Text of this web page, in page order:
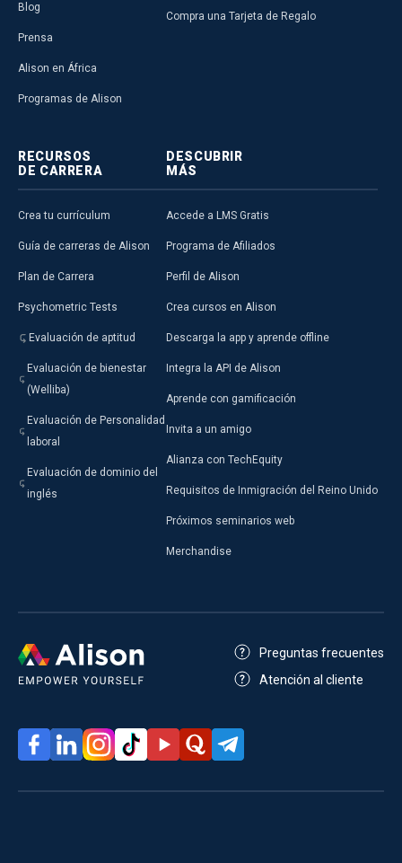
Blog
Prensa
Alison en África
Programas de Alison
Compra una Tarjeta de Regalo
RECURSOS
DE CARRERA
Crea tu currículum
Guía de carreras de Alison
Plan de Carrera
Psychometric Tests
Evaluación de aptitud
Evaluación de bienestar
(Welliba)
Evaluación de Personalidad
laboral
Evaluación de dominio del
inglés
DESCUBRIR
MÁS
Accede a LMS Gratis
Programa de Afiliados
Perfil de Alison
Crea cursos en Alison
Descarga la app y aprende offline
Integra la API de Alison
Aprende con gamificación
Invita a un amigo
Alianza con TechEquity
Requisitos de Inmigración del Reino Unido
Próximos seminarios web
Merchandise
Preguntas frecuentes
Atención al cliente